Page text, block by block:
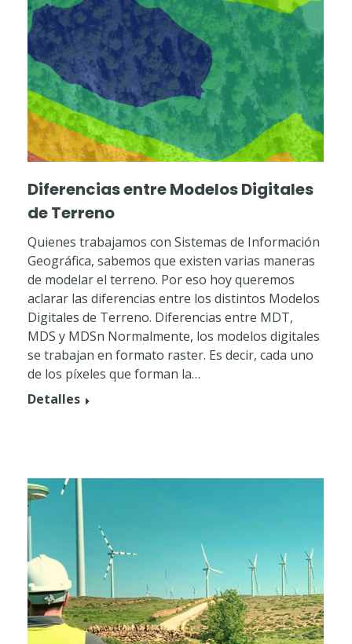
Diferencias entre Modelos Digitales
de Terreno
Quienes trabajamos con Sistemas de Información
Geográfica, sabemos que existen varias maneras
de modelar el terreno. Por eso hoy queremos
aclarar las diferencias entre los distintos Modelos
Digitales de Terreno. Diferencias entre MDT,
MDS y MDSn Normalmente, los modelos digitales
se trabajan en formato raster. Es decir, cada uno
de los píxeles que forman la…
Detalles